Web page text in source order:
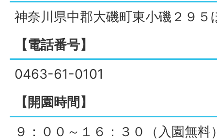
神奈川県中郡大磯町東小磯２９５
【電話番号】
0463-61-0101
【開園時間】
９：００～１６：３０（入園無料